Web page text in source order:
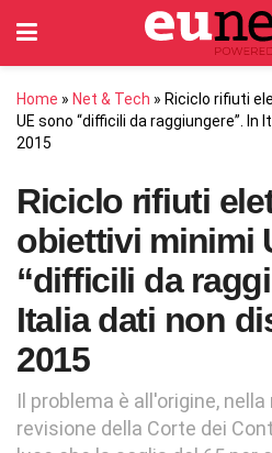
Home » Net & Tech » Riciclo rifiuti
UE sono “difficili da raggiungere”. In
2015
Riciclo rifiuti
obiettivi minimi
“difficili da
Italia dati non
2015
Il problema è all'origine,
revisione della Corte dei